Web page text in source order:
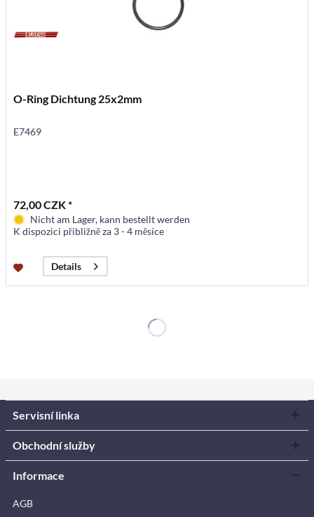
O-Ring Dichtung 25x2mm
E7469
72,00 CZK *
Nicht am Lager, kann bestellt werden
K dispozici přibližně za 3 - 4 měsíce
Details
Servisní linka
Obchodní služby
Informace
AGB